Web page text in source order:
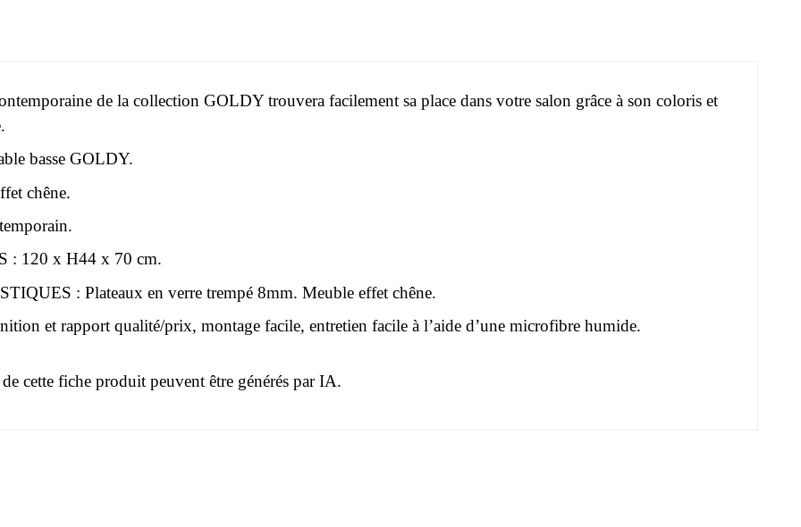
de la collection GOLDY trouvera facilement sa place dans votre salon grâce à son coloris et
basse GOLDY.
chêne.
: 120 x H44 x 70 cm.
: Plateaux en verre trempé 8mm. Meuble effet chêne.
et rapport qualité/prix, montage facile, entretien facile à l’aide d’une microfibre humide.
cette fiche produit peuvent être générés par IA.